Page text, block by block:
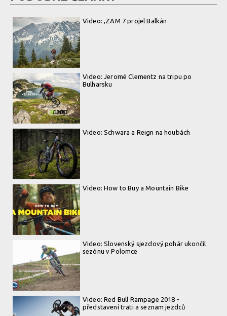
Video: ,ZAM 7 projel Balkán
Video: Jeromé Clementz na tripu po
Bulharsku
Video: Schwara a Reign na houbách
Video: How to Buy a Mountain Bike
Video: Slovenský sjezdový pohár ukončil
sezónu v Polomce
Video: Red Bull Rampage 2018 -
představení trati a seznam jezdců